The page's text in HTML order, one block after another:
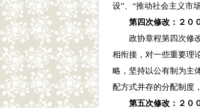
设”、“推动社会主义市
第四次修改：２０
政协章程第四次修
相衔接，对一些重要理
略，坚持以公有制为主
配方式并存的分配制度
第五次修改：２０